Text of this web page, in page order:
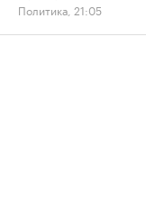
Политика, 21:05